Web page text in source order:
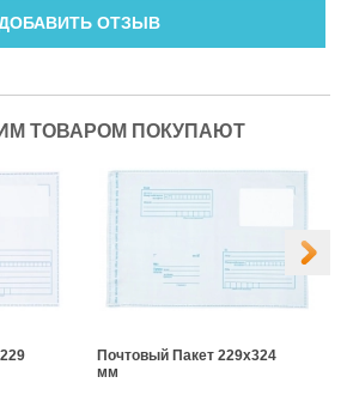
ОТЗЫВ
ТОВАРОМ ПОКУПАЮТ
Почтовый Пакет 229х324
мм